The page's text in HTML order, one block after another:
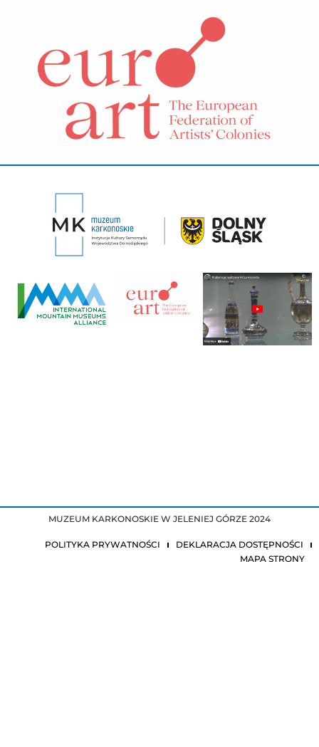
MUZEUM KARKONOSKIE W JELENIEJ GÓRZE 2024
POLITYKA PRYWATNOŚCI
DEKLARACJA DOSTĘPNOŚCI
MAPA STRONY